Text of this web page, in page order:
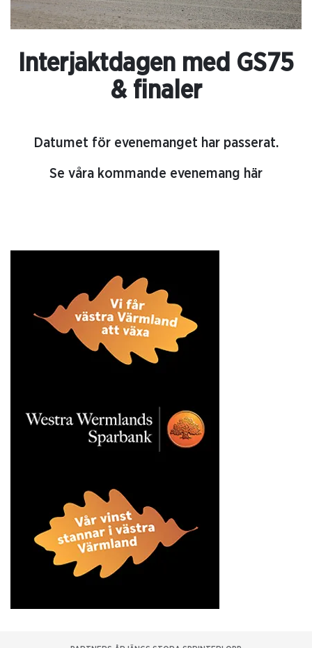
Interjaktdagen med GS75
& finaler
Datumet för evenemanget har passerat.
Se våra kommande evenemang här